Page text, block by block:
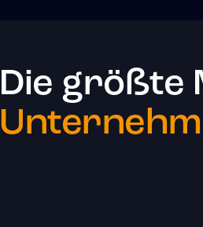
Die größte